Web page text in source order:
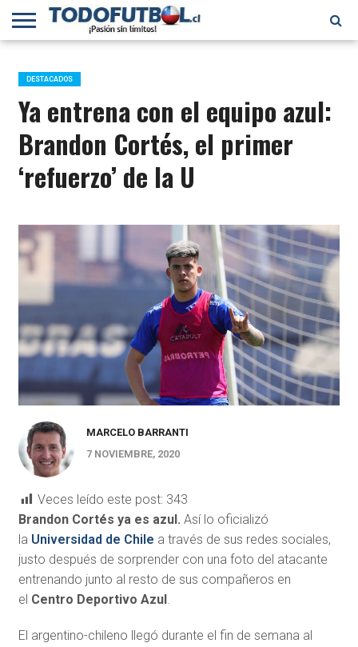
PRIMERA
B
SELECCIÓN
CHILENA
CHILENOS
EN EL
MUNDO
FÚTBOL
INTERNACIONAL
DESTACADOS
Ya entrena con el equipo azul:
Brandon Cortés, el primer
‘refuerzo’ de la U
MARCELO BARRANTI
7 NOVIEMBRE, 2020
Veces leído este post: 343
Brandon Cortés ya es azul. Así lo oficializó
la Universidad de Chile a través de sus redes sociales,
justo después de sorprender con una foto del atacante
entrenando junto al resto de sus compañeros en
el Centro Deportivo Azul .
El argentino-chileno llegó durante el fin de semana al